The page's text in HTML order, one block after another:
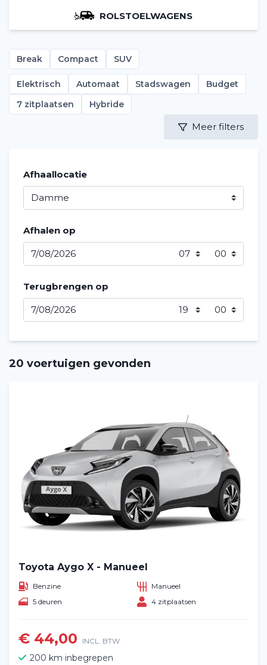
ROLSTOELWAGENS
Break Compact SUV
Elektrisch Automaat Stadswagen
Budget
7 zitplaatsen
Hybride
Meer filters
Afhaallocatie
Afhalen op
Terugbrengen op
20 voertuigen gevonden
Toyota Aygo X - Manueel
Benzine
Manueel
5 deuren
4 zitplaatsen
€ 44,00 INCL. BTW
200 km inbegrepen